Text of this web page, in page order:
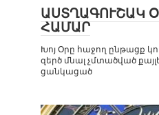
ԱՍՏՂԱԳՈՒՇԱԿ
ՀԱՄԱՐ
Խոյ Օրը հաջող ընթացք
զերծ մնալ չմտածված
ցանկացած